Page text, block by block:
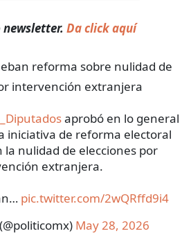
Da click aquí
reforma sobre nulidad de
intervención extranjera
aprobó en lo general
iniciativa de reforma electoral
la nulidad de elecciones por
extranjera.
pic.twitter.com/2wQRffd9i4
May 28, 2026